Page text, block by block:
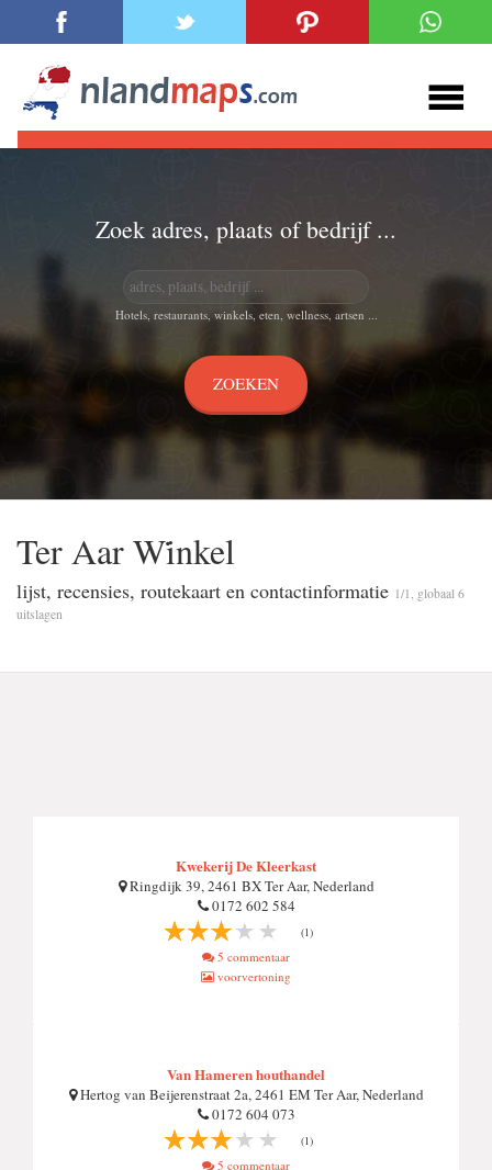
Zoek adres, plaats of bedrijf ...
Hotels, restaurants, winkels, eten, wellness, artsen ...
Ter Aar Wi̇̇nkel
lijst, recensies, routekaart en contactinformatie 1/1, globaal 6
uitslagen
Kwekerij De Kleerkast
Ringdijk 39, 2461 BX Ter Aar, Nederland
0172 602 584
(1)
5 commentaar
voorvertoning
Van Hameren houthandel
Hertog van Beijerenstraat 2a, 2461 EM Ter Aar, Nederland
0172 604 073
(1)
5 commentaar